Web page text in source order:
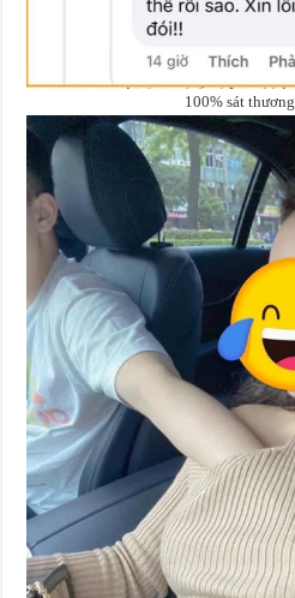
100% sát thương